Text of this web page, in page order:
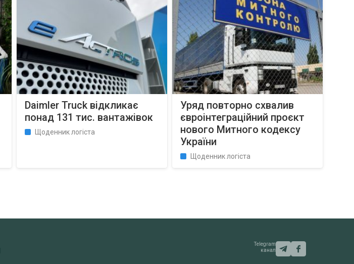
Daimler Truck відкликає
понад 131 тис. вантажівок
Щоденник логіста
Уряд повторно схвалив
євроінтеграційний проєкт
нового Митного кодексу
України
Щоденник логіста
Telegram
канал